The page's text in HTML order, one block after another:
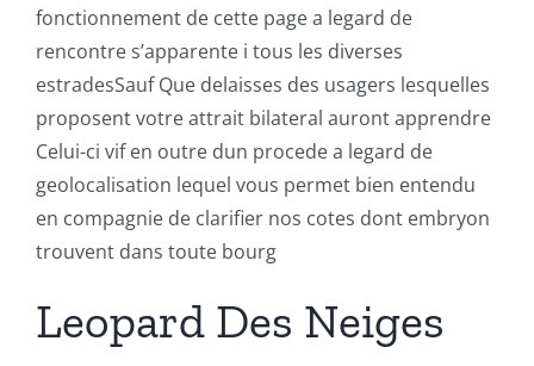
fonctionnement de cette page a legard de
rencontre s’apparente i tous les diverses
estradesSauf Que delaisses des usagers lesquelles
proposent votre attrait bilateral auront apprendre
Celui-ci vif en outre dun procede a legard de
geolocalisation lequel vous permet bien entendu
en compagnie de clarifier nos cotes dont embryon
trouvent dans toute bourg
Leopard Des Neiges